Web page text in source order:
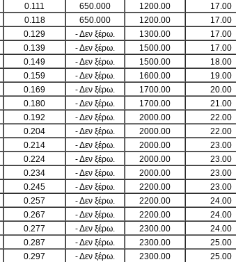
0.111 650.000 1200.00 17.00
0.118 650.000 1200.00 17.00
0.129 - Δεν ξέρω. 1300.00 17.00
0.139 - Δεν ξέρω. 1500.00 17.00
0.149 - Δεν ξέρω. 1500.00 18.00
0.159 - Δεν ξέρω. 1600.00 19.00
0.169 - Δεν ξέρω. 1700.00 20.00
0.180 - Δεν ξέρω. 1700.00 21.00
0.192 - Δεν ξέρω. 2000.00 22.00
0.204 - Δεν ξέρω. 2000.00 22.00
0.214 - Δεν ξέρω. 2000.00 23.00
0.224 - Δεν ξέρω. 2000.00 23.00
0.234 - Δεν ξέρω. 2000.00 23.00
0.245 - Δεν ξέρω. 2200.00 23.00
0.257 - Δεν ξέρω. 2200.00 24.00
0.267 - Δεν ξέρω. 2200.00 24.00
0.277 - Δεν ξέρω. 2300.00 24.00
0.287 - Δεν ξέρω. 2300.00 25.00
0.297 - Δεν ξέρω. 2300.00 25.00